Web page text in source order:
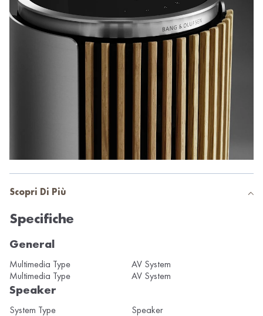
Scopri Di Più
Specifiche
General
Multimedia Type
AV System
Multimedia Type
AV System
Speaker
System Type
Speaker